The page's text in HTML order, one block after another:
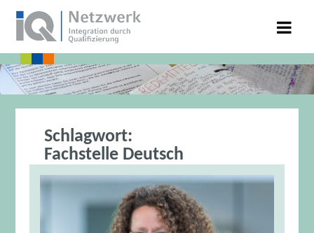
Schlagwort:
Fachstelle Deutsch